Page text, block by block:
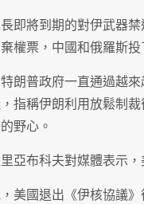
即將到期的對伊武器
權票，中國和俄羅斯
朗普政府一直通過越
指稱伊朗利用放鬆制
野心。
亞布科夫對媒體表示
美國退出《伊核協議